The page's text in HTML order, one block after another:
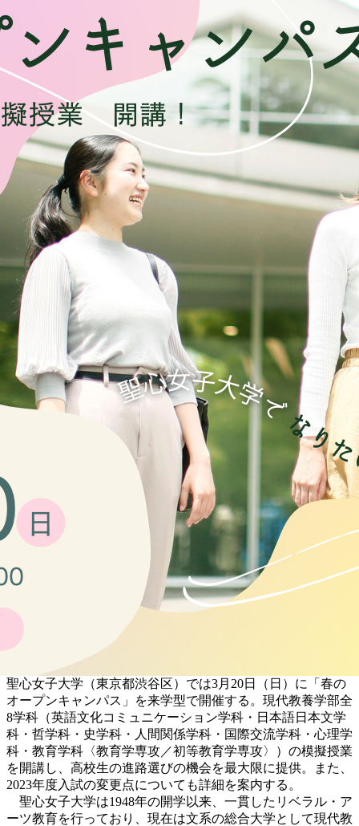
聖心女子大学（東京都渋谷区）では3月20日（日）に「春の
オープンキャンパス」を来学型で開催する。現代教養学部全
8学科（英語文化コミュニケーション学科・日本語日本文学
科・哲学科・史学科・人間関係学科・国際交流学科・心理学
科・教育学科〈教育学専攻／初等教育学専攻〉）の模擬授業
を開講し、高校生の進路選びの機会を最大限に提供。また、
2023年度入試の変更点についても詳細を案内する。
聖心女子大学は1948年の開学以来、一貫したリベラル・ア
ーツ教育を行っており、現在は文系の総合大学として現代教